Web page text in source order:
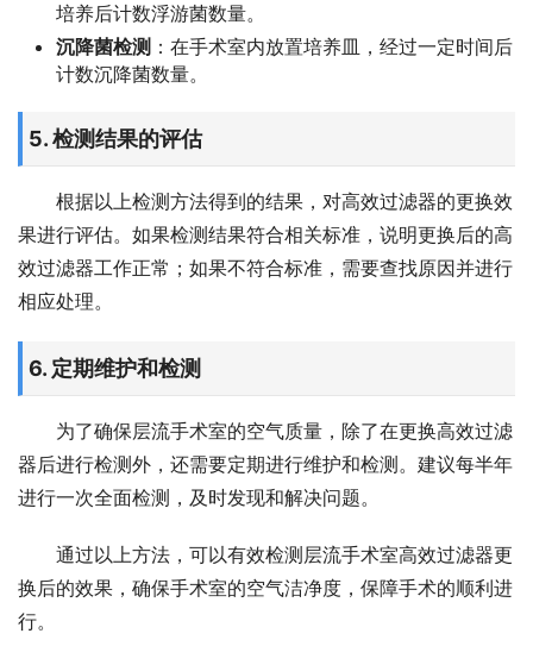
培养后计数浮游菌数量。
沉降菌检测 ：在手术室内放置培养皿，经过一定时间后
计数沉降菌数量。
5. 检测结果的评估
根据以上检测方法得到的结果，对高效过滤器的更换效
果进行评估。如果检测结果符合相关标准，说明更换后的高
效过滤器工作正常；如果不符合标准，需要查找原因并进行
相应处理。
6. 定期维护和检测
为了确保层流手术室的空气质量，除了在更换高效过滤
器后进行检测外，还需要定期进行维护和检测。建议每半年
进行一次全面检测，及时发现和解决问题。
通过以上方法，可以有效检测层流手术室高效过滤器更
换后的效果，确保手术室的空气洁净度，保障手术的顺利进
行。